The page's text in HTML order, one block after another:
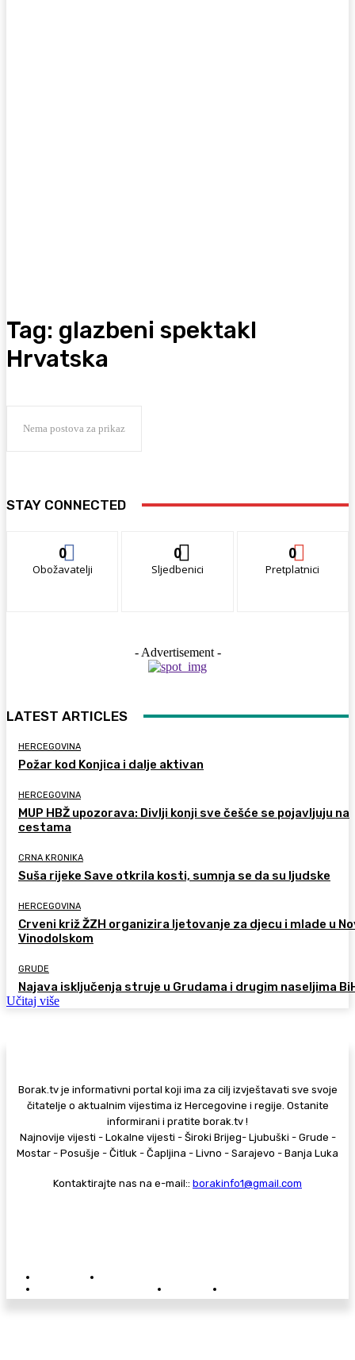
Tag: glazbeni spektakl
Hrvatska
Nema postova za prikaz
STAY CONNECTED
0
Obožavatelji
0
Sljedbenici
0
Pretplatnici
- Advertisement -
LATEST ARTICLES
HERCEGOVINA
Požar kod Konjica i dalje aktivan
HERCEGOVINA
MUP HBŽ upozorava: Divlji konji sve češće se pojavljuju na
cestama
CRNA KRONIKA
Suša rijeke Save otkrila kosti, sumnja se da su ljudske
HERCEGOVINA
Crveni križ ŽZH organizira ljetovanje za djecu i mlade u
Vinodolskom
GRUDE
Najava isključenja struje u Grudama i drugim naseljima
Učitaj više
Borak.tv je informativni portal koji ima za cilj izvještavati sve svoje
čitatelje o aktualnim vijestima iz Hercegovine i regije. Ostanite
informirani i pratite borak.tv !
Najnovije vijesti - Lokalne vijesti - Široki Brijeg- Ljubuški - Grude -
Mostar - Posušje - Čitluk - Čapljina - Livno - Sarajevo - Banja Luka
Kontaktirajte nas na e-mail:: borakinfo1@gmail.com